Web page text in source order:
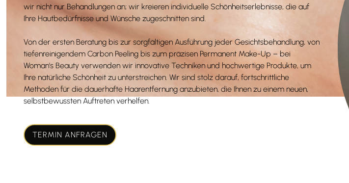
wir nicht nur Behandlungen an; wir kreieren individuelle Schönheitserlebnisse, die auf
Ihre Hautbedürfnisse und Wünsche zugeschnitten sind.
Von der ersten Beratung bis zur sorgfältigen Ausführung jeder Gesichtsbehandlung, von
tiefenreinigendem Carbon Peeling bis zum präzisen Permanent Make-Up – bei
Woman's Beauty verwenden wir innovative Techniken und hochwertige Produkte, um
Ihre natürliche Schönheit zu unterstreichen. Wir sind stolz darauf, fortschrittliche
Methoden für die dauerhafte Haarentfernung anzubieten, die Ihnen zu einem neuen,
selbstbewussten Auftreten verhelfen.
TERMIN ANFRAGEN